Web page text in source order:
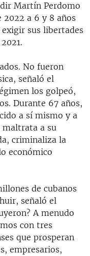
Martín Perdomo
2022 a 6 y 8 años
sus libertades
No fueron
señaló el
los golpeó,
Durante 67 años,
a sí mismo y a
maltrata a su
criminaliza la
económico
de cubanos
señaló el
A menudo
con tres
que prosperan
empresarios,